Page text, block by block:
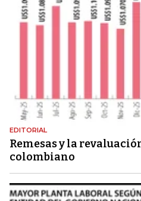
EDITORIAL
Remesas y la
colombiano